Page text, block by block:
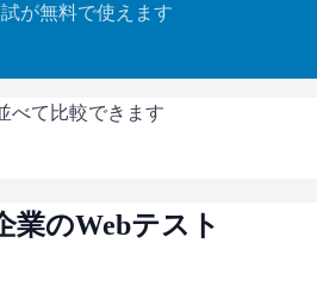
が無料で使えます
べて比較できます
業のWebテスト